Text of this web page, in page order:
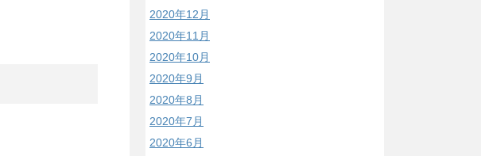
2020年12月
2020年11月
2020年10月
2020年9月
2020年8月
2020年7月
2020年6月